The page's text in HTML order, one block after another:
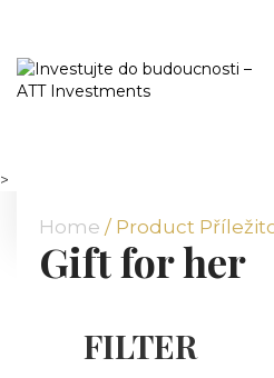
>
Home / Product
Gift for her
FILTER